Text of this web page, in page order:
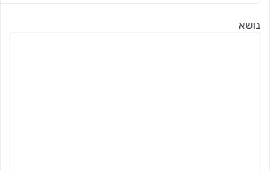
נושא